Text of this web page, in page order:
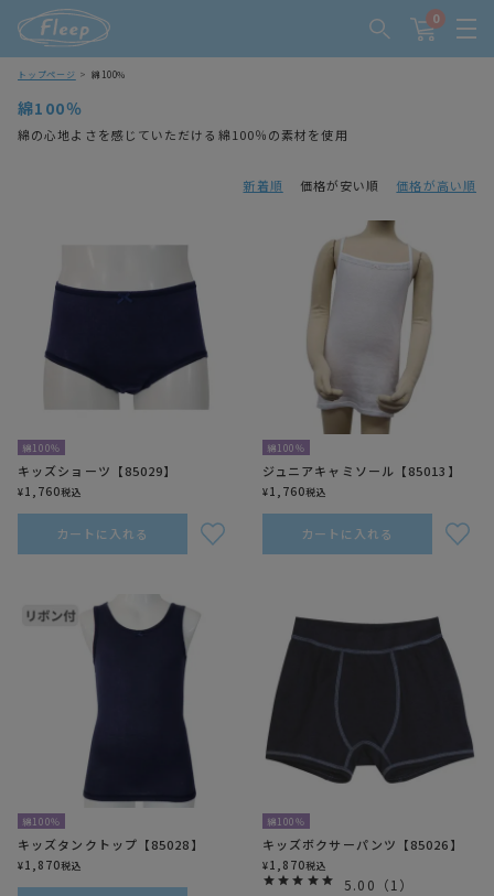
0
トップページ 綿100％
綿100％
綿の心地よさを感じていただける綿100％の素材を使用
新着順 価格が安い順 価格が高い順
綿100％
キッズショーツ【85029】
¥1,760税込
カートに入れる
綿100％
ジュニアキャミソール【85013】
¥1,760税込
カートに入れる
綿100％
キッズタンクトップ【85028】
¥1,870税込
綿100％
キッズボクサーパンツ【85026】
¥1,870税込
5.00 （1 ）